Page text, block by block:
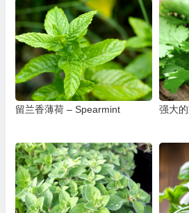
留兰香薄荷 – Spearmint 强大